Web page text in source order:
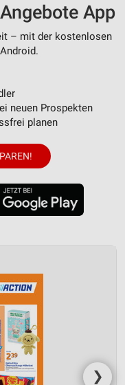
App
– mit der kostenlosen
neuen Prospekten
planen
❯